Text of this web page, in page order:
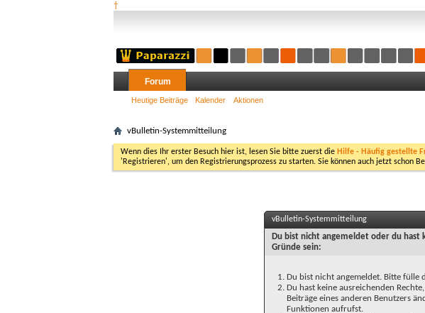
†
Forum
Heutige Beiträge Kalender Aktionen
vBulletin-Systemmitteilung
Wenn dies Ihr erster Besuch hier ist, lesen Sie bitte zuerst die Hilfe - Häufig gestellte
'Registrieren', um den Registrierungsprozess zu starten. Sie können auch jetzt schon
vBulletin-Systemmitteilung
Du bist nicht angemeldet oder du
Gründe sein:
Du bist nicht angemeldet. Bitte fülle
Du hast keine ausreichenden
Beiträge eines anderen Benutzers
Funktionen aufrufst.